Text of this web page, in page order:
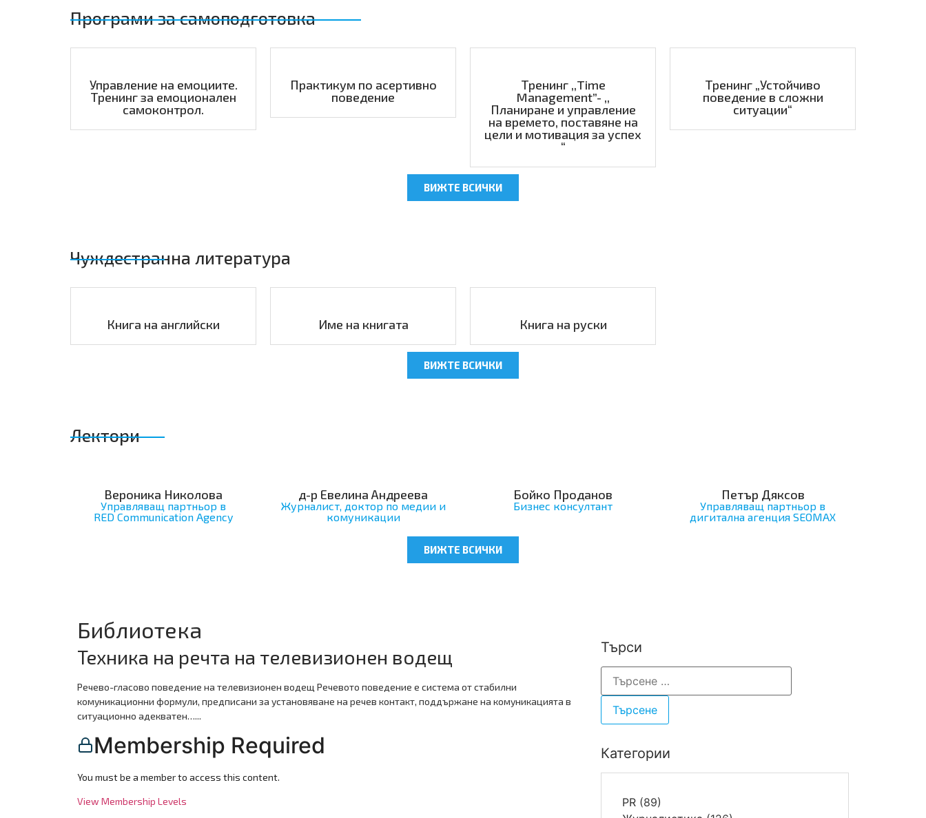
Програми за самоподготовка
Управление на емоциите.
Тренинг за емоционален
самоконтрол.
Практикум по асертивно
поведение
Тренинг ,,Time
Management”- ,,
Планиране и управление
на времето, поставяне на
цели и мотивация за успех
“
Тренинг „Устойчиво
поведение в сложни
ситуации“
ВИЖТЕ ВСИЧКИ
Чуждестранна литература
Книга на английски Име на книгата Книга на руски
ВИЖТЕ ВСИЧКИ
Лектори
Вероника Николова
Управляващ партньор в
RED Communication Agency
д-р Евелина Андреева
Журналист, доктор по медии и
комуникации
Бойко Проданов
Бизнес консултант
Петър Дяксов
Управляващ партньор в
дигитална агенция SEOMAX
ВИЖТЕ ВСИЧКИ
Библиотека
Техника на речта на телевизионен водещ
Речево-гласово поведение на телевизионен водещ Речевото поведение е система от стабилни
комуникационни формули, предписани за установяване на речев контакт, поддържане на комуникацията в
ситуационно адекватен…...
Membership Required
You must be a member to access this content.
View Membership Levels
Търси
Категории
PR(89)